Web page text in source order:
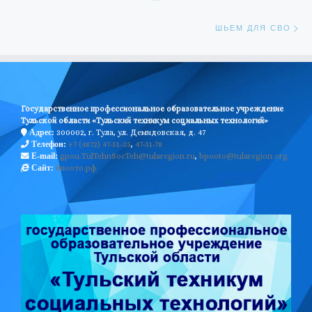
ШЬЕМ ДЛЯ СВО
Государственное профессиональное образовательное учреждение
Тульской области «Тульский техникум социальных технологий»
Адрес: 300002, г. Тула, ул. Демидовская, д. 47
Телефон: +7 (4872) 47-51-35, 47-51-78
E-mail: gpou.TulTehnSocTeh@tularegion.ru, bpooto@tularegion.org
Сайт: бпоото.рф